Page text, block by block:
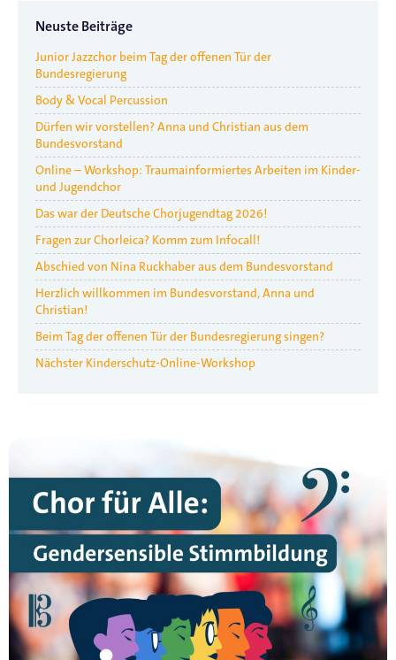
Neuste Beiträge
Junior Jazzchor beim Tag der offenen Tür der
Bundesregierung
Body & Vocal Percussion
Dürfen wir vorstellen? Anna und Christian aus dem
Bundesvorstand
Online – Workshop: Traumainformiertes Arbeiten im Kinder-
und Jugendchor
Das war der Deutsche Chorjugendtag 2026!
Fragen zur Chorleica? Komm zum Infocall!
Abschied von Nina Ruckhaber aus dem Bundesvorstand
Herzlich willkommen im Bundesvorstand, Anna und
Christian!
Beim Tag der offenen Tür der Bundesregierung singen?
Nächster Kinderschutz-Online-Workshop